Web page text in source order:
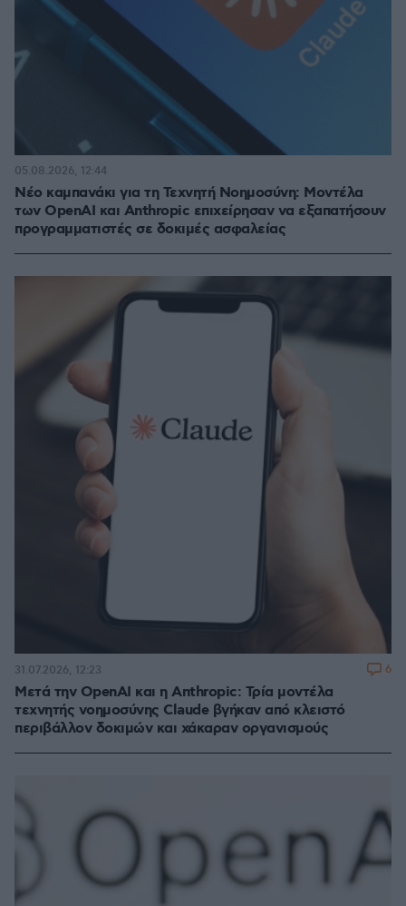
Νέο καμπανάκι για τη Τεχνητή Νοημοσύνη: Μοντέλα
των OpenAI και Anthropic επιχείρησαν να εξαπατήσουν
προγραμματιστές σε δοκιμές ασφαλείας
05.08.2026, 12:44
Μετά την OpenAI και η Anthropic: Τρία μοντέλα
τεχνητής νοημοσύνης Claude βγήκαν από κλειστό
περιβάλλον δοκιμών και χάκαραν οργανισμούς
31.07.2026, 12:23 6